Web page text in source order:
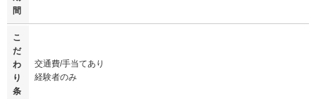
間
こ
だ
わ
り
条
交通費/手当てあり
経験者のみ